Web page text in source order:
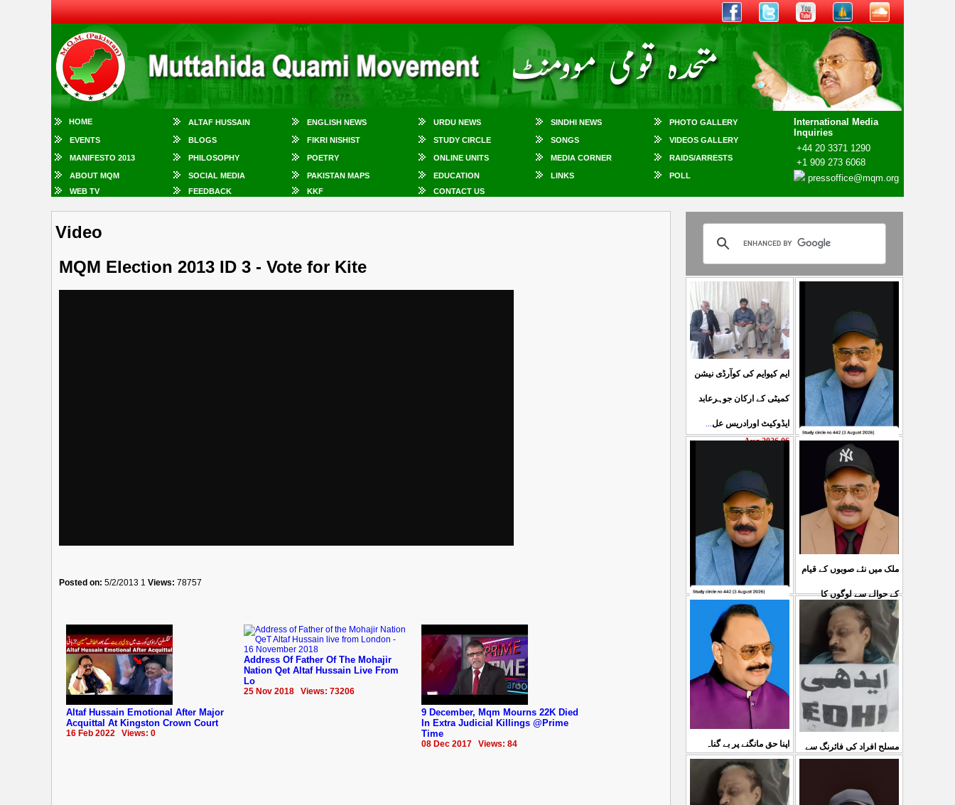
HOME ALTAF HUSSAIN ENGLISH NEWS URDU NEWS SINDHI NEWS PHOTO GALLERY
International Media
Inquiries
+44 20 3371 1290
+1 909 273 6068
pressoffice@mqm.org
EVENTS BLOGS FIKRI NISHIST STUDY CIRCLE SONGS VIDEOS GALLERY
MANIFESTO 2013 PHILOSOPHY POETRY ONLINE UNITS MEDIA CORNER RAIDS/ARRESTS
ABOUT MQM SOCIAL MEDIA PAKISTAN MAPS EDUCATION LINKS
POLL
WEB TV
FEEDBACK KKF CONTACT US
Video
MQM Election 2013 ID 3 - Vote for Kite
Posted on: 5/2/2013 1 Views: 78757
Altaf Hussain Emotional After Major
Acquittal At Kingston Crown Court
16 Feb 2022 Views: 0
Address Of Father Of The Mohajir
Nation Qet Altaf Hussain Live From
Lo
25 Nov 2018 Views: 73206
9 December, Mqm Mourns 22K Died
In Extra Judicial Killings @Prime
Time
08 Dec 2017 Views: 84
ایم کیوایم کی کوآرڈی نیشن
کمیٹی کے ارکان جوہرعابد
ایڈوکیٹ اورادریس عل...
06 Aug 2026
حکومت پاکستان کی جانب
سے آزادکشمیرالیکشن کی
صحیح رپورٹنگ کرنے والے
...
کشمیرکا کونہ کونہ لہو
لہو ہے لیکن حکومت کواس
کی کوئی پرواہ نہیں ہے
04 Aug 2026
ملک میں نئے صوبوں کے قیام
کے حوالے سے لوگوں کا
مطالبہ بالکل درست ہے۔ ا
03 Aug 2026
اپنا حق مانگنے پر بے گناہ
کشمیریوں کو گولیاں مارکر
شہ رگ کوکاٹ دیا گی
مسلح افراد کی فائرنگ سے
سمیع الدین رحمانی ک